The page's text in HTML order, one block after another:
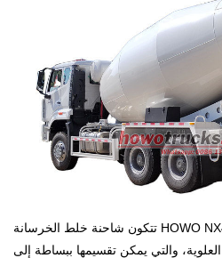
تتكون شاحنة خلط الخرسانة HOWO NX400 سعة 12 متر مكعب بشكل
والتي يمكن تقسيمها ببساطة إلى